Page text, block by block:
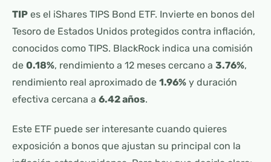
TIP es el iShares TIPS Bond ETF. Invierte en bonos del
Tesoro de Estados Unidos protegidos contra inflación,
conocidos como TIPS. BlackRock indica una comisión
de 0.18%, rendimiento a 12 meses cercano a 3.76%,
rendimiento real aproximado de 1.96% y duración
efectiva cercana a 6.42 años.
Este ETF puede ser interesante cuando quieres
exposición a bonos que ajustan su principal con la